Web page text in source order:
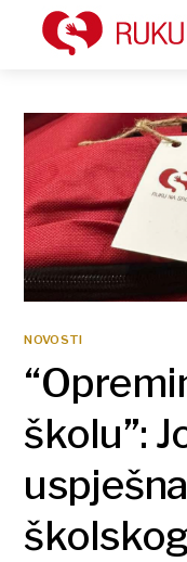
NOVOSTI
školu”: